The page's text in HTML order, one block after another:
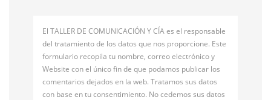
El TALLER DE COMUNICACIÓN Y CÍA es el responsable
del tratamiento de los datos que nos proporcione. Este
formulario recopila tu nombre, correo electrónico y
Website con el único fin de que podamos publicar los
comentarios dejados en la web. Tratamos sus datos
con base en tu consentimiento. No cedemos sus datos